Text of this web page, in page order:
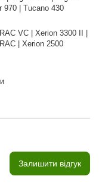
970 | Tucano 430
VC | Xerion 3300 II |
| Xerion 2500
Залишити відгук